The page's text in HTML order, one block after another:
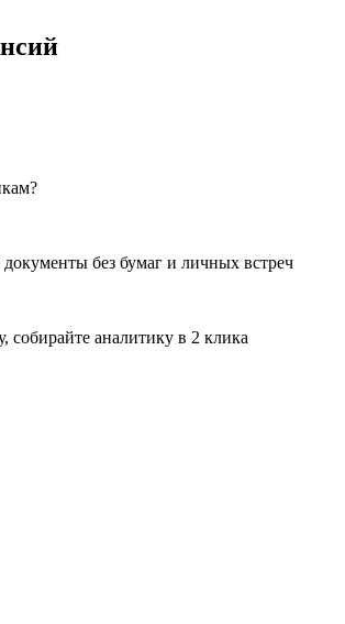
без бумаг и личных встреч
собирайте аналитику в 2 клика